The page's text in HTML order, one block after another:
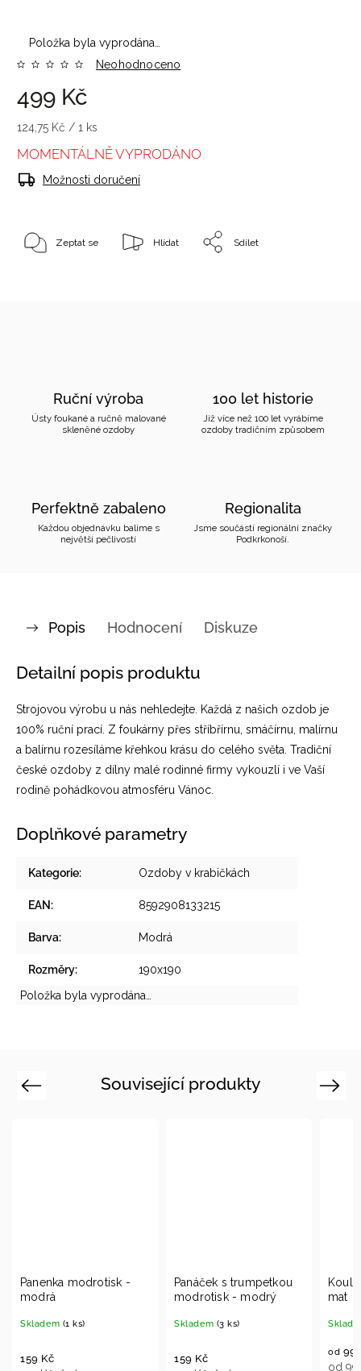
Položka byla vyprodána…
Neohodnoceno
499 Kč
124,75 Kč / 1 ks
MOMENTÁLNĚ VYPRODÁNO
Možnosti doručení
Zeptat se Hlídat Sdílet
Ruční výroba
Ústy foukané a ručně malované
skleněné ozdoby
100 let historie
Již více než 100 let vyrábíme
ozdoby tradičním způsobem
Perfektně zabaleno
Každou objednávku balíme s
největší pečlivostí
Regionalita
Jsme součástí regionální značky
Podkrkonoší.
Popis Hodnocení Diskuze
Detailní popis produktu
Strojovou výrobu u nás nehledejte. Každá z našich ozdob je
100% ruční prací. Z foukárny přes stříbřírnu, smáčírnu, malírnu
a balírnu rozesíláme křehkou krásu do celého světa. Tradiční
české ozdoby z dílny malé rodinné firmy vykouzlí i ve Vaší
rodině pohádkovou atmosféru Vánoc.
Doplňkové parametry
Kategorie: Ozdoby v krabičkách
EAN : 8592908133215
Barva: Modrá
Rozměry:
190x190
Položka byla vyprodána…
Související produkty
Previous
Panenka modrotisk -
modrá
Skladem (1 ks)
159 Kč
Panáček s trumpetkou
modrotisk - modrý
Skladem (3 ks)
159 Kč
Koule
mat
od99
od 99
Next